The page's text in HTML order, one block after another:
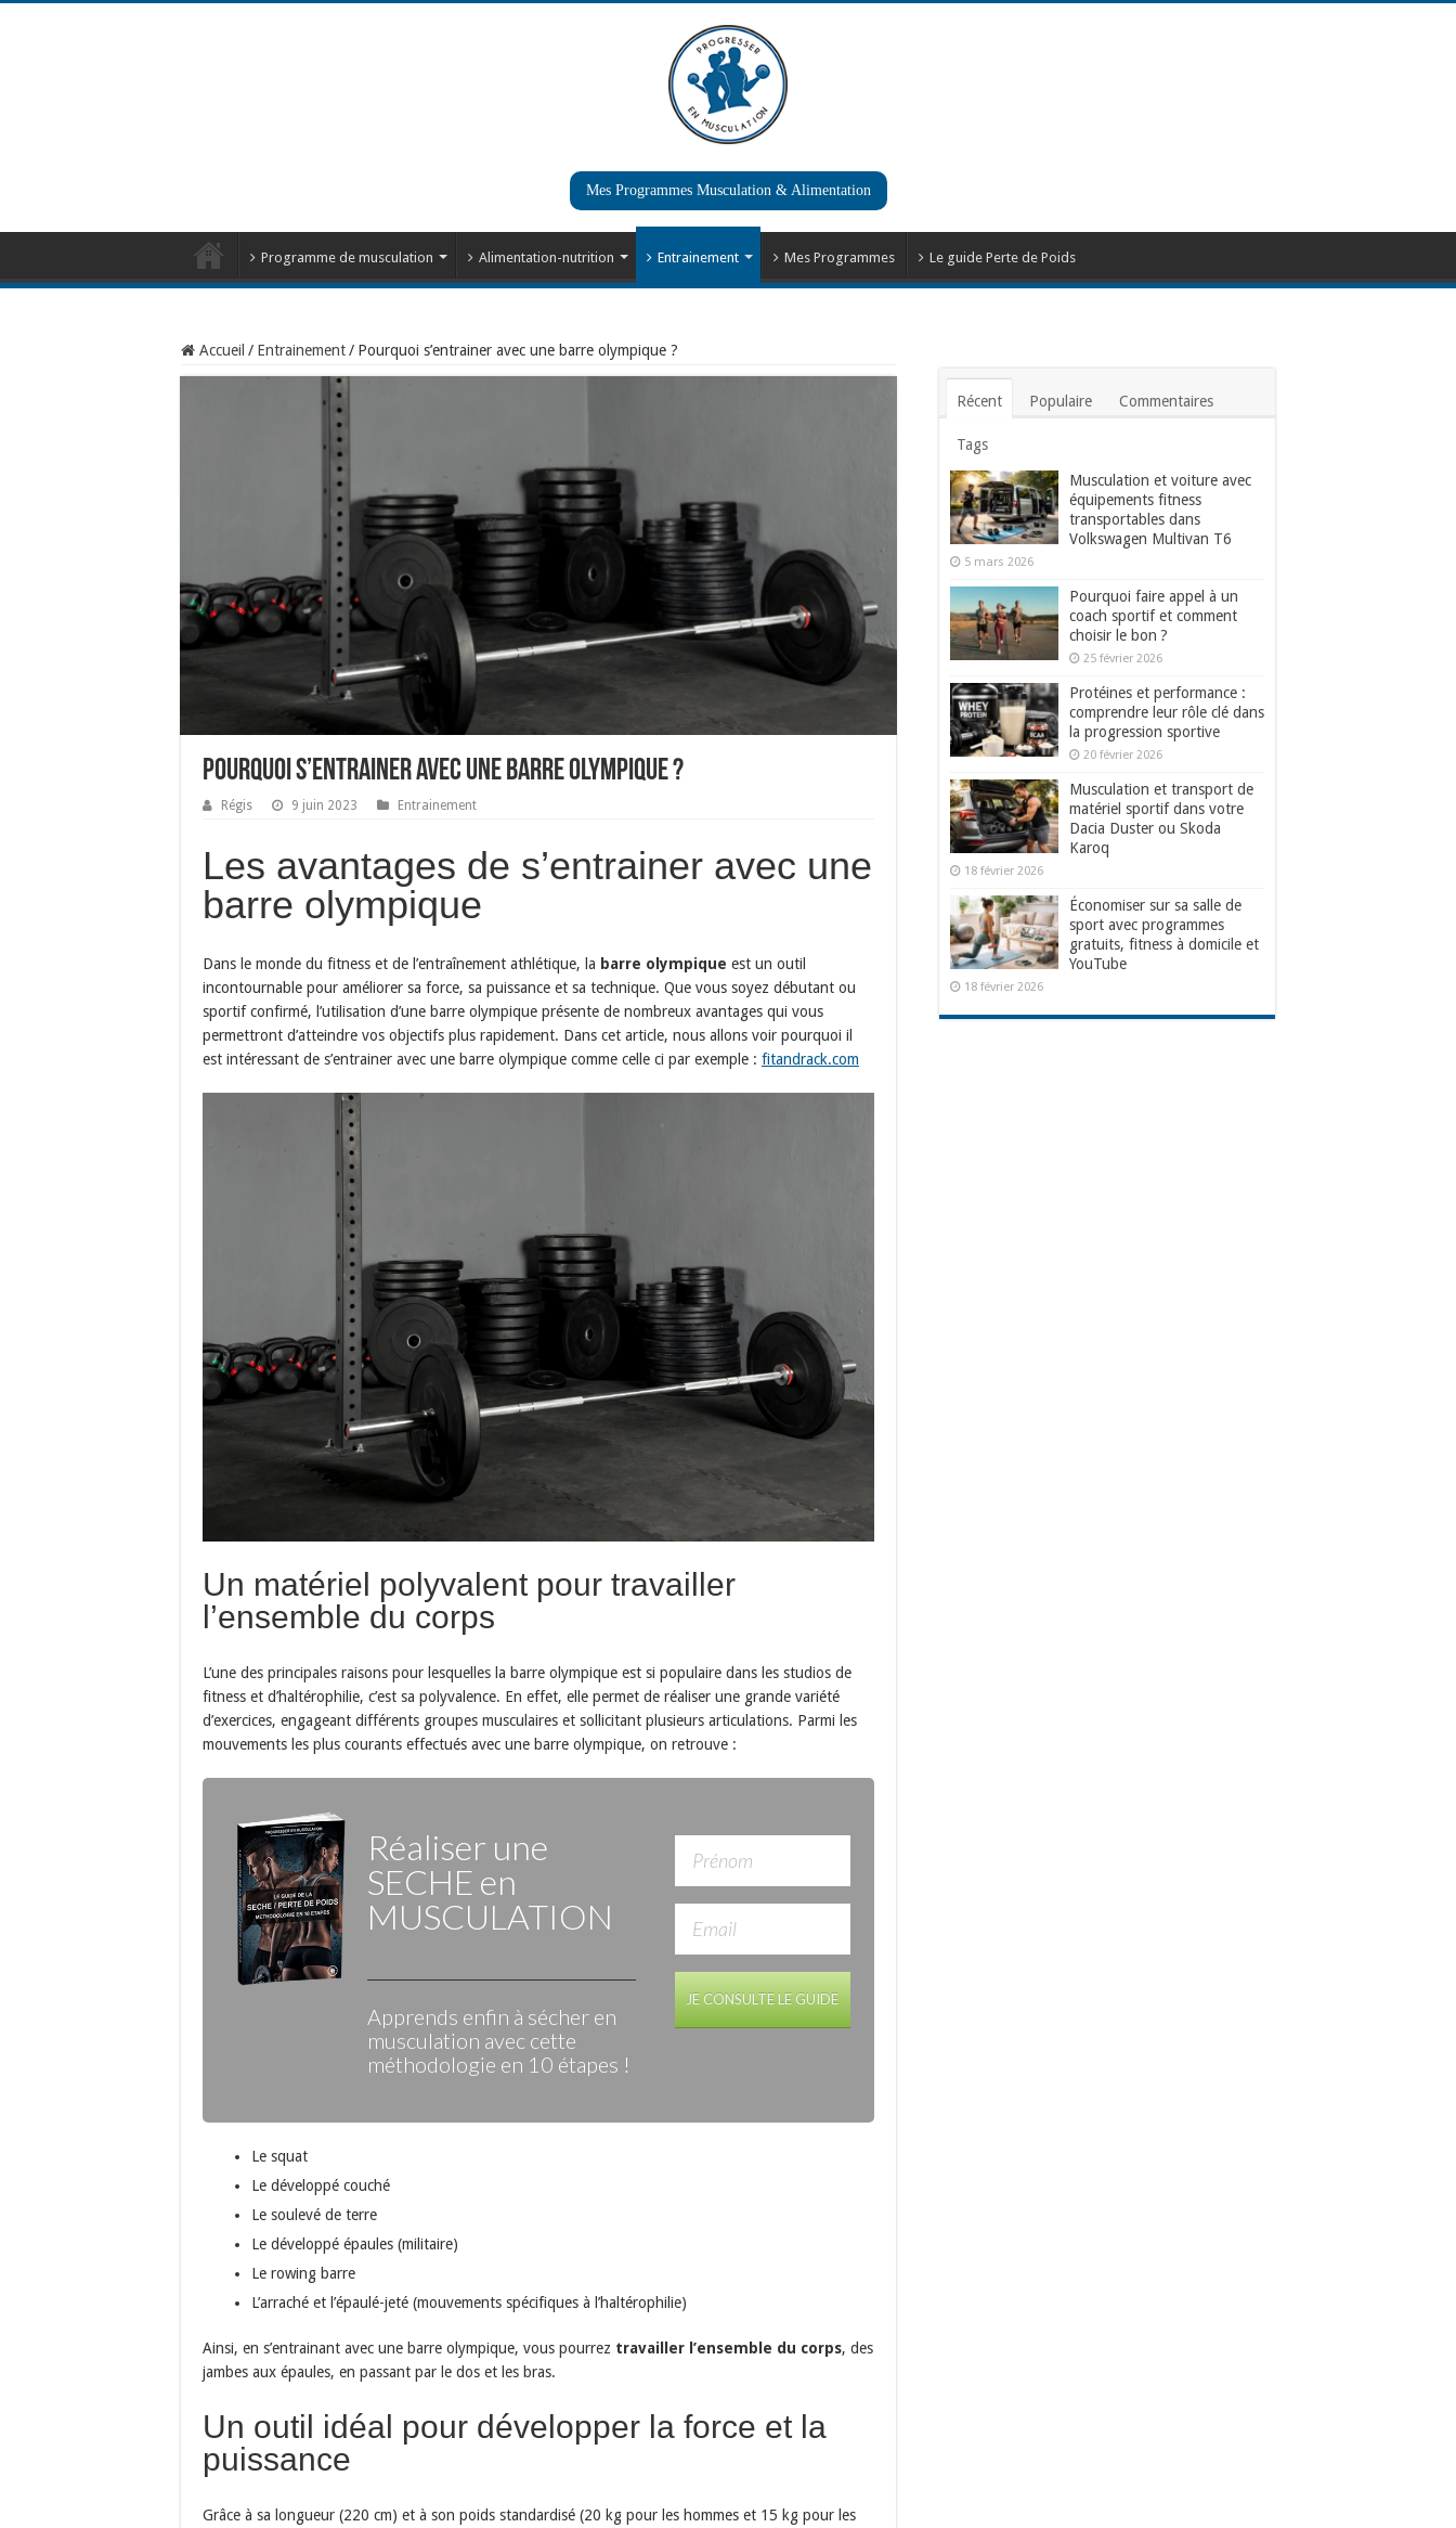
Mes Programmes Musculation & Alimentation
Programme de musculation Alimentation-nutrition Entrainement Mes Programmes Le guide Perte de Poids
Accueil / Entrainement/ Pourquoi s’entrainer avec une barre olympique ?
Pourquoi s’entrainer avec une barre olympique ?
Régis 9 juin 2023 Entrainement
Les avantages de s’entrainer avec une
barre olympique
Dans le monde du fitness et de l’entraînement athlétique, la barre olympique est un outil
incontournable pour améliorer sa force, sa puissance et sa technique. Que vous soyez débutant ou
sportif confirmé, l’utilisation d’une barre olympique présente de nombreux avantages qui vous
permettront d’atteindre vos objectifs plus rapidement. Dans cet article, nous allons voir pourquoi il
est intéressant de s’entrainer avec une barre olympique comme celle ci par exemple : fitandrack.com
Un matériel polyvalent pour travailler
l’ensemble du corps
L’une des principales raisons pour lesquelles la barre olympique est si populaire dans les studios de
fitness et d’haltérophilie, c’est sa polyvalence. En effet, elle permet de réaliser une grande variété
d’exercices, engageant différents groupes musculaires et sollicitant plusieurs articulations. Parmi les
mouvements les plus courants effectués avec une barre olympique, on retrouve :
Réaliser une
SECHE en
MUSCULATION
Apprends enfin à sécher en
musculation avec cette
méthodologie en 10 étapes !
JE CONSULTE LE GUIDE
Le squat
Le développé couché
Le soulevé de terre
Le développé épaules (militaire)
Le rowing barre
L’arraché et l’épaulé-jeté (mouvements spécifiques à l’haltérophilie)
Ainsi, en s’entrainant avec une barre olympique, vous pourrez travailler l’ensemble du corps, des
jambes aux épaules, en passant par le dos et les bras.
Un outil idéal pour développer la force et la
puissance
Grâce à sa longueur (220 cm) et à son poids standardisé (20 kg pour les hommes et 15 kg pour les
Récent Populaire Commentaires
Tags
Musculation et voiture avec
équipements fitness
transportables dans
Volkswagen Multivan T6
5 mars 2026
Pourquoi faire appel à un
coach sportif et comment
choisir le bon ?
25 février 2026
Protéines et performance :
comprendre leur rôle clé dans
la progression sportive
20 février 2026
Musculation et transport de
matériel sportif dans votre
Dacia Duster ou Skoda
Karoq
18 février 2026
Économiser sur sa salle de
sport avec programmes
gratuits, fitness à domicile et
YouTube
18 février 2026